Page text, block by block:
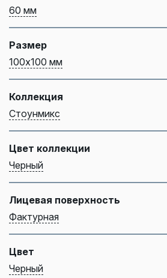
60 мм
Размер
100х100 мм
Коллекция
Стоунмикс
Цвет коллекции
Черный
Лицевая поверхность
Фактурная
Цвет
Черный